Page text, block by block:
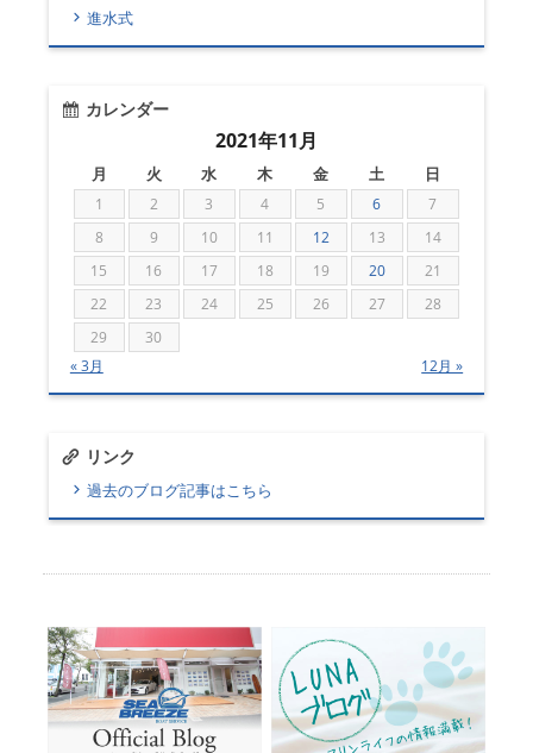
進水式
カレンダー
2021年11月
月 火 水 木 金 土 日
1 2 3 4 5 6
7
8
9 10 11 12 13
14
15
16 17 18 19 20
21
22
23 24 25 26 27
28
29
30
« 3月
12月 »
リンク
過去のブログ記事はこちら